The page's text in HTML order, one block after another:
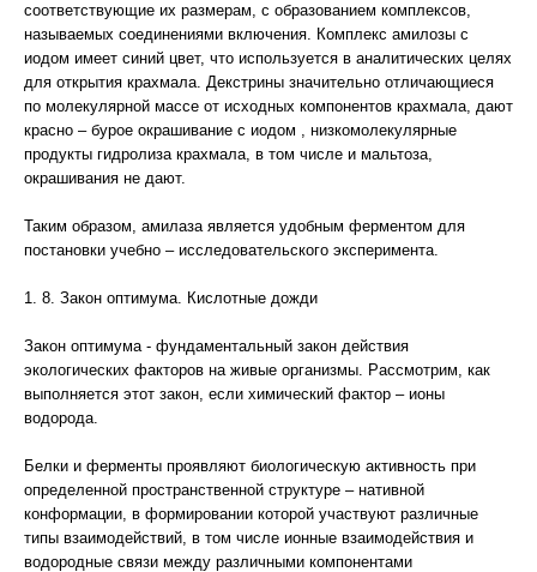
соответствующие их размерам, с образованием комплексов,
называемых соединениями включения. Комплекс амилозы с
иодом имеет синий цвет, что используется в аналитических целях
для открытия крахмала. Декстрины значительно отличающиеся
по молекулярной массе от исходных компонентов крахмала, дают
красно – бурое окрашивание с иодом , низкомолекулярные
продукты гидролиза крахмала, в том числе и мальтоза,
окрашивания не дают.
Таким образом, амилаза является удобным ферментом для
постановки учебно – исследовательского эксперимента.
1. 8. Закон оптимума. Кислотные дожди
Закон оптимума - фундаментальный закон действия
экологических факторов на живые организмы. Рассмотрим, как
выполняется этот закон, если химический фактор – ионы
водорода.
Белки и ферменты проявляют биологическую активность при
определенной пространственной структуре – нативной
конформации, в формировании которой участвуют различные
типы взаимодействий, в том числе ионные взаимодействия и
водородные связи между различными компонентами